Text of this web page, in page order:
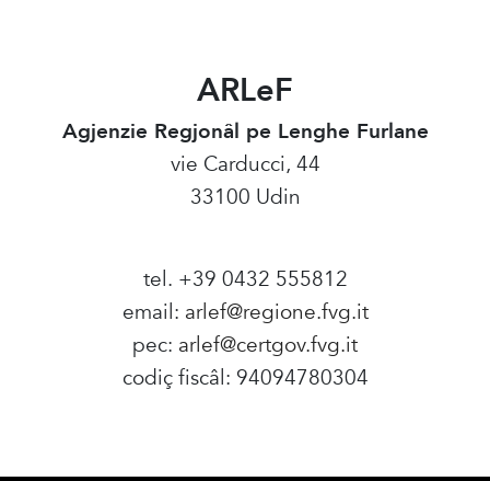
ARLeF
Agjenzie Regjonâl pe Lenghe Furlane
vie Carducci, 44
33100 Udin
tel. +39 0432 555812
email: arlef@regione.fvg.it
pec: arlef@certgov.fvg.it
codiç fiscâl: 94094780304